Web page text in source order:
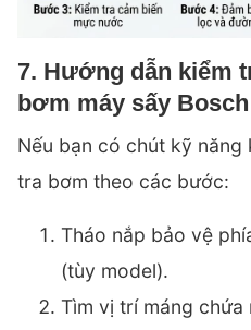
7. Hướng dẫn kiểm
bơm máy sấy
Nếu bạn có chút kỹ
tra bơm theo các bước:
Tháo nắp bảo vệ
(tùy model).
Tìm vị trí máng